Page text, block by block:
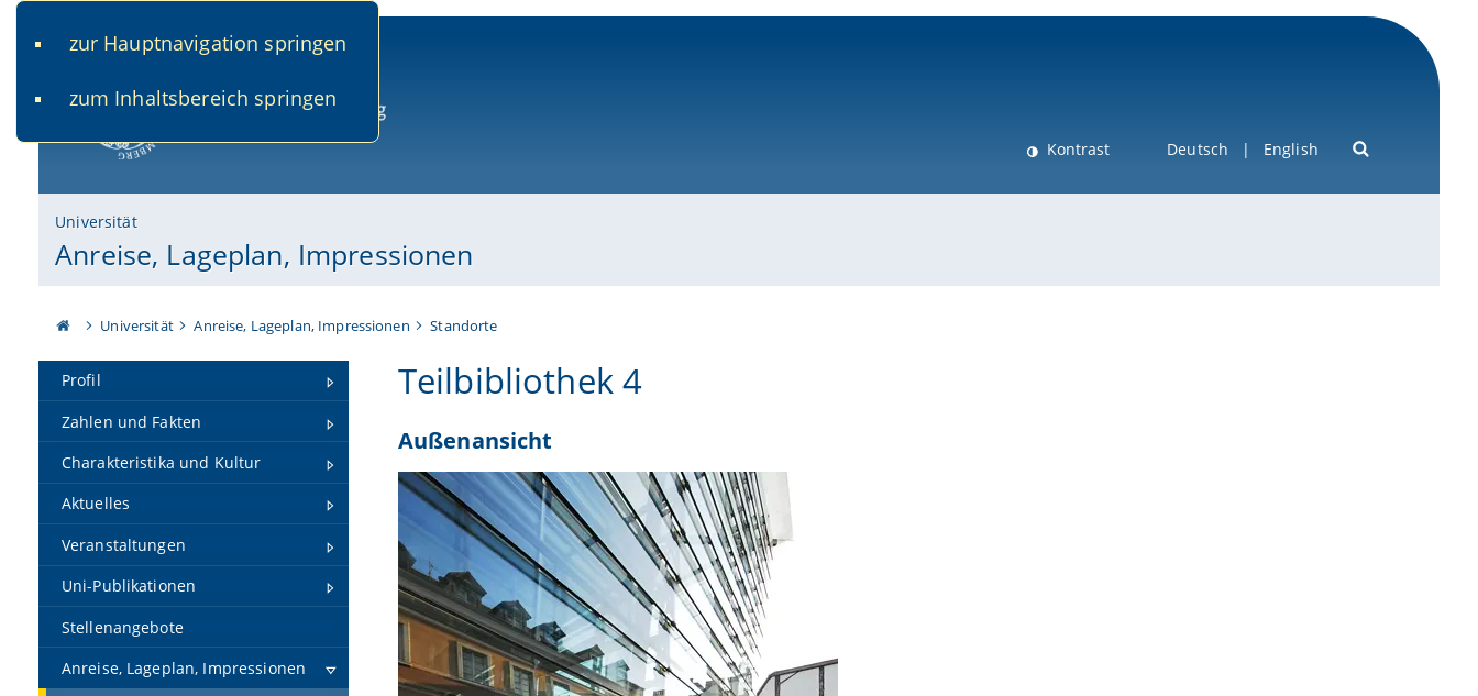
zur Hauptnavigation springen
zum Inhaltsbereich springen
Kontrast Deutsch English
Universität
Anreise, Lageplan, Impressionen
Universität Anreise, Lageplan, Impressionen Standorte
Profil
Zahlen und Fakten
Charakteristika und Kultur
Aktuelles
Veranstaltungen
Uni-Publikationen
Stellenangebote
Anreise, Lageplan, Impressionen
Teilbibliothek 4
Außenansicht